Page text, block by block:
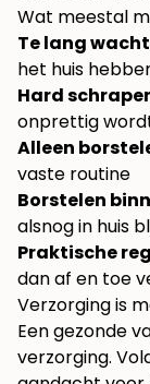
Wat meestal
Te lang
het huis
Hard
onprettig
Alleen
vaste routine
Borstelen
alsnog in huis
Praktische
dan af en toe
Verzorging is
Een gezonde
verzorging.